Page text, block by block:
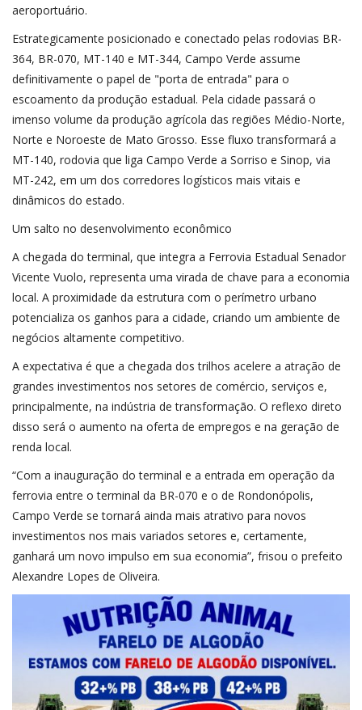
aeroportuário.
Estrategicamente posicionado e conectado pelas rodovias BR-
364, BR-070, MT-140 e MT-344, Campo Verde assume
definitivamente o papel de "porta de entrada" para o
escoamento da produção estadual. Pela cidade passará o
imenso volume da produção agrícola das regiões Médio-Norte,
Norte e Noroeste de Mato Grosso. Esse fluxo transformará a
MT-140, rodovia que liga Campo Verde a Sorriso e Sinop, via
MT-242, em um dos corredores logísticos mais vitais e
dinâmicos do estado.
Um salto no desenvolvimento econômico
A chegada do terminal, que integra a Ferrovia Estadual Senador
Vicente Vuolo, representa uma virada de chave para a economia
local. A proximidade da estrutura com o perímetro urbano
potencializa os ganhos para a cidade, criando um ambiente de
negócios altamente competitivo.
A expectativa é que a chegada dos trilhos acelere a atração de
grandes investimentos nos setores de comércio, serviços e,
principalmente, na indústria de transformação. O reflexo direto
disso será o aumento na oferta de empregos e na geração de
renda local.
“Com a inauguração do terminal e a entrada em operação da
ferrovia entre o terminal da BR-070 e o de Rondonópolis,
Campo Verde se tornará ainda mais atrativo para novos
investimentos nos mais variados setores e, certamente,
ganhará um novo impulso em sua economia”, frisou o prefeito
Alexandre Lopes de Oliveira.